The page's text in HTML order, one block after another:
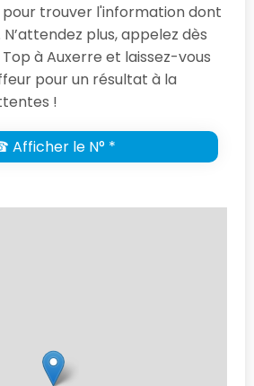
pour trouver l'information dont
plus, appelez dès
à Auxerre et laissez-vous
pour un résultat à la
!
Afficher le N° *